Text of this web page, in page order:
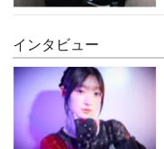
インタビュー